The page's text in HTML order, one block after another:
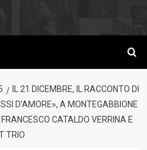
IL 21 DICEMBRE, IL RACCONTO DI
D’AMORE», A MONTEGABBIONE
CATALDO VERRINA E
TRIO